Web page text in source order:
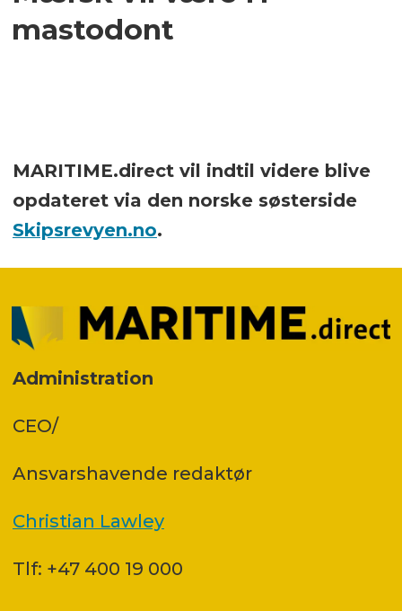
mastodont
MARITIME.direct vil indtil videre blive
opdateret via den norske søsterside
Skipsrevyen.no.
Administration
CEO/
Ansvars­havende redaktør
Christian Lawley
Tlf: +47 400 19 000